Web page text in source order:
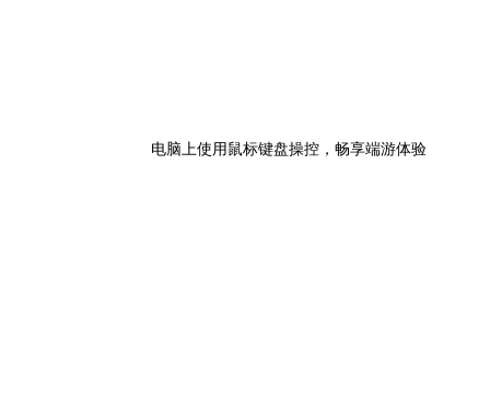
电脑上使用鼠标键盘操控，畅享端游体验